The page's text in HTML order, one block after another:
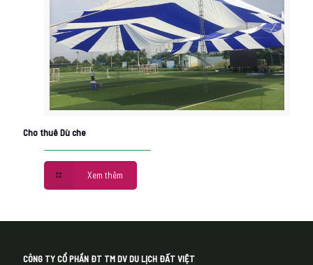
Cho thuê Dù che
Xem thêm
CÔNG TY CỔ PHẦN ĐT TM DV DU LỊCH ĐẤT VIỆT